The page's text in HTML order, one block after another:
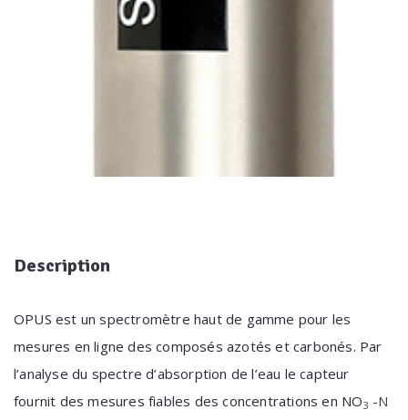
Description
OPUS est un spectromètre haut de gamme pour les
mesures en ligne des composés azotés et carbonés. Par
l’analyse du spectre d’absorption de l’eau le capteur
fournit des mesures fiables des concentrations en NO3 -N